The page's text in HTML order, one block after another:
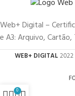
Web+ Digital –
e A3: Arquivo, Cartão,
WEB+ DIGITAL 2022
0